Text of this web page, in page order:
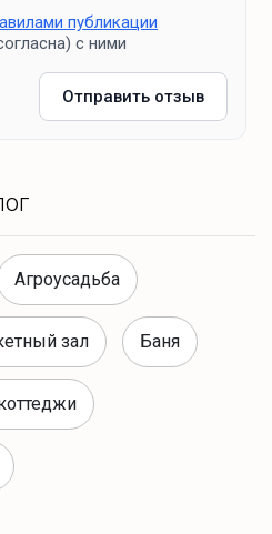
публикации
с ними
Отправить отзыв
Агроусадьба
зал Баня